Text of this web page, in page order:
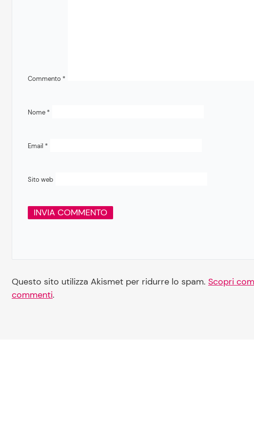
Commento *
Nome *
Email *
Sito web
Questo sito utilizza Akismet per ridurre lo spam. Scopri
commenti.